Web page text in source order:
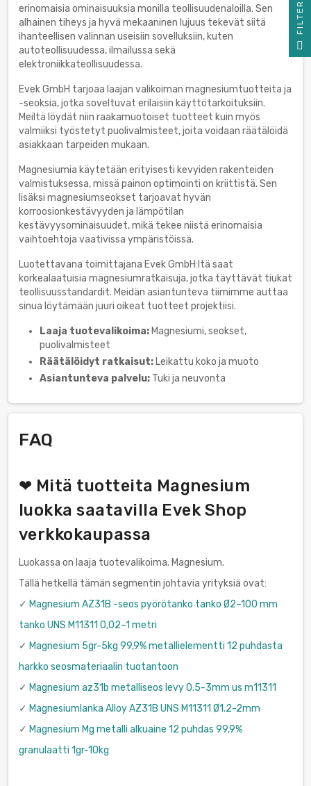
erinomaisia ominaisuuksia monilla teollisuudenaloilla. Sen
alhainen tiheys ja hyvä mekaaninen lujuus tekevät siitä
ihanteellisen valinnan useisiin sovelluksiin, kuten
autoteollisuudessa, ilmailussa sekä
elektroniikkateollisuudessa.
Evek GmbH tarjoaa laajan valikoiman magnesiumtuotteita ja
-seoksia, jotka soveltuvat erilaisiin käyttötarkoituksiin.
Meiltä löydät niin raakamuotoiset tuotteet kuin myös
valmiiksi työstetyt puolivalmisteet, joita voidaan räätälöidä
asiakkaan tarpeiden mukaan.
Magnesiumia käytetään erityisesti kevyiden rakenteiden
valmistuksessa, missä painon optimointi on kriittistä. Sen
lisäksi magnesiumseokset tarjoavat hyvän
korroosionkestävyyden ja lämpötilan
kestävyysominaisuudet, mikä tekee niistä erinomaisia
vaihtoehtoja vaativissa ympäristöissä.
Luotettavana toimittajana Evek GmbH:ltä saat
korkealaatuisia magnesiumratkaisuja, jotka täyttävät tiukat
teollisuusstandardit. Meidän asiantunteva tiimimme auttaa
sinua löytämään juuri oikeat tuotteet projektiisi.
Laaja tuotevalikoima: Magnesiumi, seokset,
puolivalmisteet
Räätälöidyt ratkaisut: Leikattu koko ja muoto
Asiantunteva palvelu: Tuki ja neuvonta
FAQ
❤ Mitä tuotteita Magnesium
luokka saatavilla Evek Shop
verkkokaupassa
Luokassa on laaja tuotevalikoima. Magnesium.
Tällä hetkellä tämän segmentin johtavia yrityksiä ovat:
✓ Magnesium AZ31B -seos pyörötanko tanko Ø2–100 mm
tanko UNS M11311 0,02–1 metri
✓ Magnesium 5gr-5kg 99,9% metallielementti 12 puhdasta
harkko seosmateriaalin tuotantoon
✓ Magnesium az31b metalliseos levy 0.5-3mm us m11311
✓ Magnesiumlanka Alloy AZ31B UNS M11311 Ø1.2-2mm
✓ Magnesium Mg metalli alkuaine 12 puhdas 99,9%
granulaatti 1gr-10kg
R